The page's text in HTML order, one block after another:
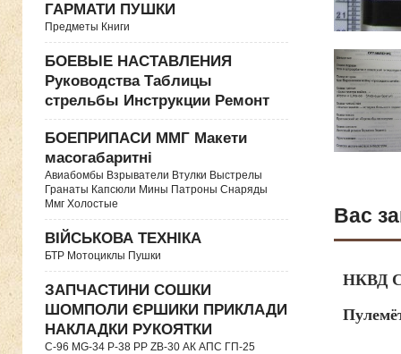
ГАРМАТИ ПУШКИ
Предметы Книги
БОЕВЫЕ НАСТАВЛЕНИЯ
Руководства Таблицы
стрельбы Инструкции Ремонт
БОЕПРИПАСИ ММГ Макети
масогабаритні
Авиабомбы Взрыватели Втулки Выстрелы
Гранаты Капсюли Мины Патроны Снаряды
Ммг Холостые
ВІЙСЬКОВА ТЕХНІКА
БТР Мотоциклы Пушки
ЗАПЧАСТИНИ СОШКИ
ШОМПОЛИ ЄРШИКИ ПРИКЛАДИ
НАКЛАДКИ РУКОЯТКИ
C-96 MG-34 P-38 PP ZB-30 АК АПС ГП-25
Вас
НКВД